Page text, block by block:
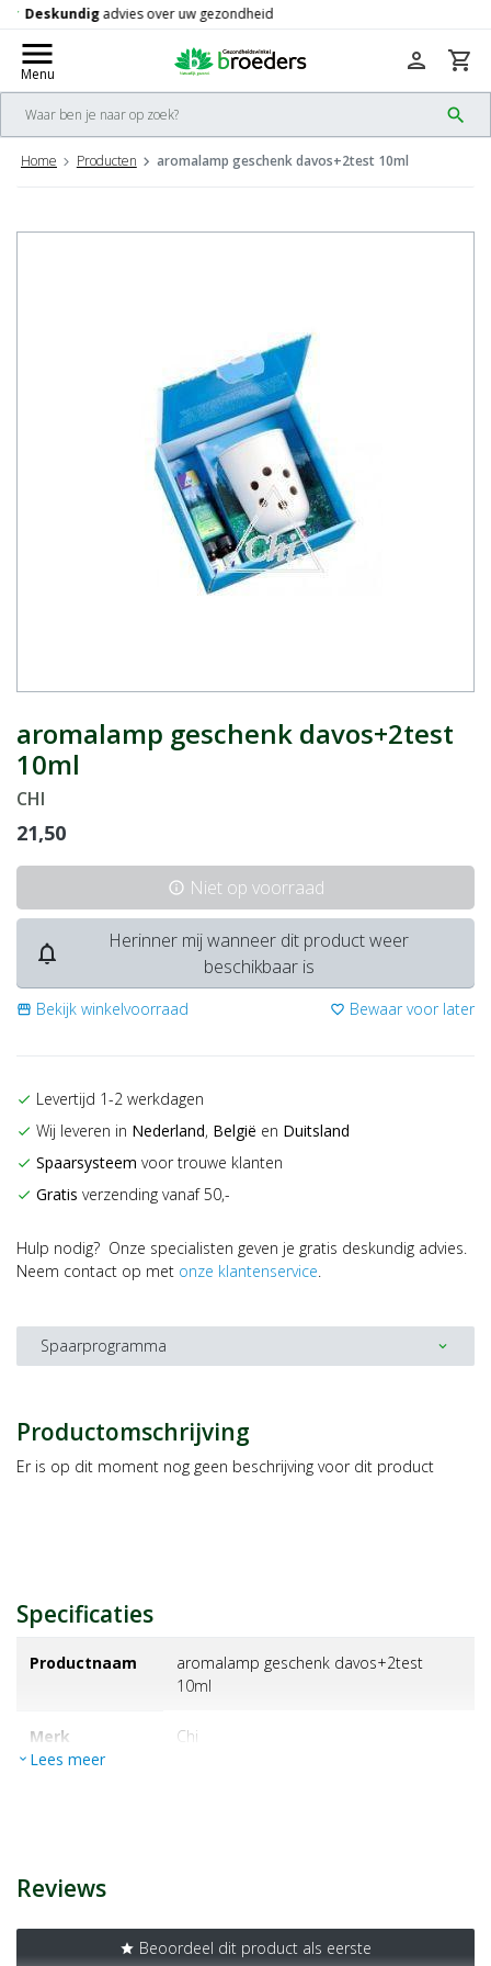
check Gratisverzending vanaf 50,-
menu
Menu
search
person shopping_cart
Home Producten aromalamp geschenk davos+2test 10ml
aromalamp geschenk davos+2test
10ml
CHI
21,50
info Niet op voorraad
notifications_none
Herinner mij wanneer dit product weer
beschikbaar is
storefront Bekijk winkelvoorraad favorite_border Bewaar voor later
check Levertijd 1-2 werkdagen
check Wij leveren in Nederland, België en Duitsland
check Spaarsysteem voor trouwe klanten
check Gratis verzending vanaf 50,-
Hulp nodig? Onze specialisten geven je gratis deskundig advies.
Neem contact op met onze klantenservice.
Spaarprogramma expand_more
Productomschrijving
Er is op dit moment nog geen beschrijving voor dit product
Specificaties
Productnaam
aromalamp geschenk davos+2test
10ml
Merk chi
expand_more Lees meer
Reviews
star Beoordeel dit product als eerste